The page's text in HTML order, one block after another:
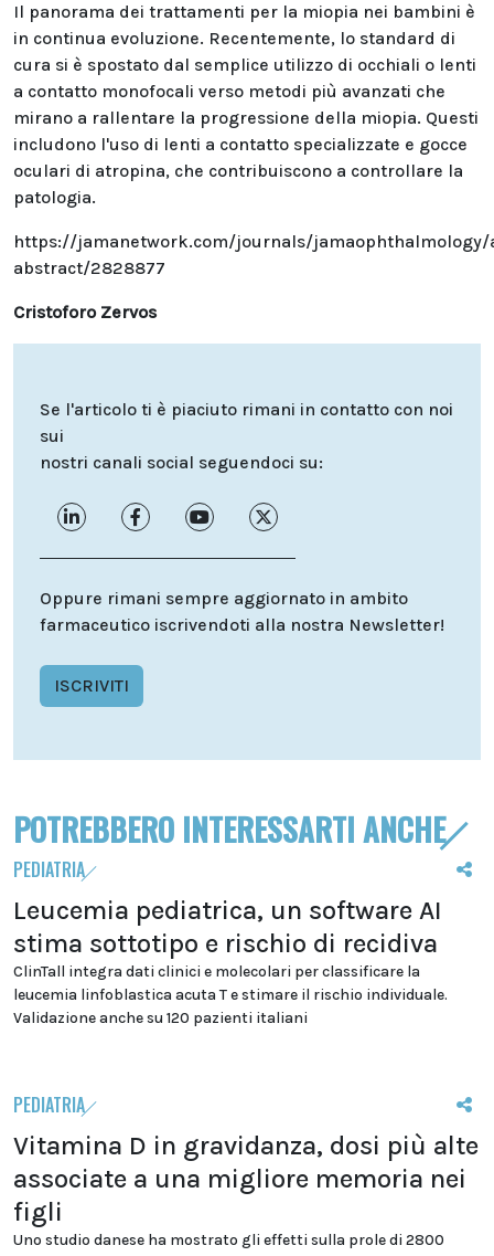
Il panorama dei trattamenti per la miopia nei bambini è
in continua evoluzione. Recentemente, lo standard di
cura si è spostato dal semplice utilizzo di occhiali o lenti
a contatto monofocali verso metodi più avanzati che
mirano a rallentare la progressione della miopia. Questi
includono l'uso di lenti a contatto specializzate e gocce
oculari di atropina, che contribuiscono a controllare la
patologia.
https://jamanetwork.com/journals/
abstract/2828877
Cristoforo Zervos
Se l'articolo ti è piaciuto rimani in contatto con noi
sui
nostri canali social seguendoci su:
Oppure rimani sempre aggiornato in ambito
farmaceutico iscrivendoti alla nostra Newsletter!
ISCRIVITI
POTREBBERO INTERESSARTI ANCHE
PEDIATRIA
Leucemia pediatrica, un software AI
stima sottotipo e rischio di recidiva
ClinTall integra dati clinici e molecolari per classificare la
leucemia linfoblastica acuta T e stimare il rischio individuale.
Validazione anche su 120 pazienti italiani
PEDIATRIA
Vitamina D in gravidanza, dosi più alte
associate a una migliore memoria nei
figli
Uno studio danese ha mostrato gli effetti sulla prole di 2800